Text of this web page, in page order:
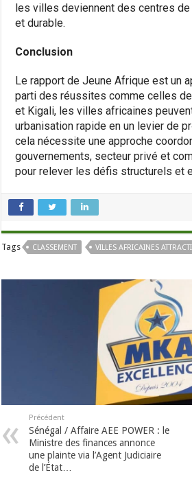
les villes deviennent des centres
et durable.
Conclusion
Le rapport de Jeune Afrique est un
parti des réussites comme celles de
et Kigali, les villes africaines
urbanisation rapide en un levier de
cela nécessite une approche
gouvernements, secteur privé et
pour relever les défis structurels et
Tags CLASSEMENT VILLES AFRICAINES
Précédent
Sénégal / Affaire AEE POWER : le
Ministre des finances annonce
une plainte via l’Agent Judiciaire
de l’État…